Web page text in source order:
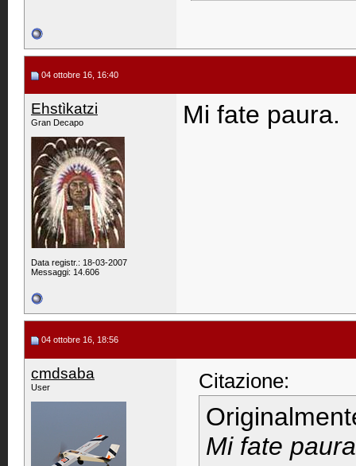
04 ottobre 16, 16:40
Ehstìkatzi
Gran Decapo
Data registr.: 18-03-2007
Messaggi: 14.606
Mi fate paura.
04 ottobre 16, 18:56
cmdsaba
User Citazione:
Mi fate